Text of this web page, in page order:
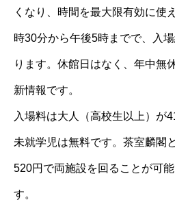
くなり、時間を最大限有効に使
時30分から午後5時までで、入
ります。休館日はなく、年中無
新情報です。
入場料は大人（高校生以上）が
未就学児は無料です。茶室麟閣
520円で両施設を回ることが可
す。